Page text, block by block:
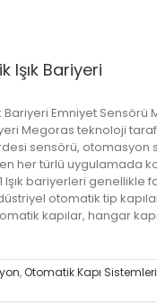
Işık Bariyeri
Bariyeri Emniyet Sensörü
Megoras teknoloji
sensörü,
her türlü uygulamada
Işık bariyerleri genellikle
otomatik tip
kapılar, hangar
,Otomatik Kapı Sistemleri